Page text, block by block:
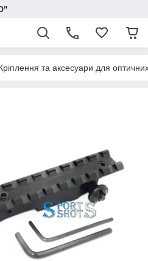
та аксесуари для оптичних